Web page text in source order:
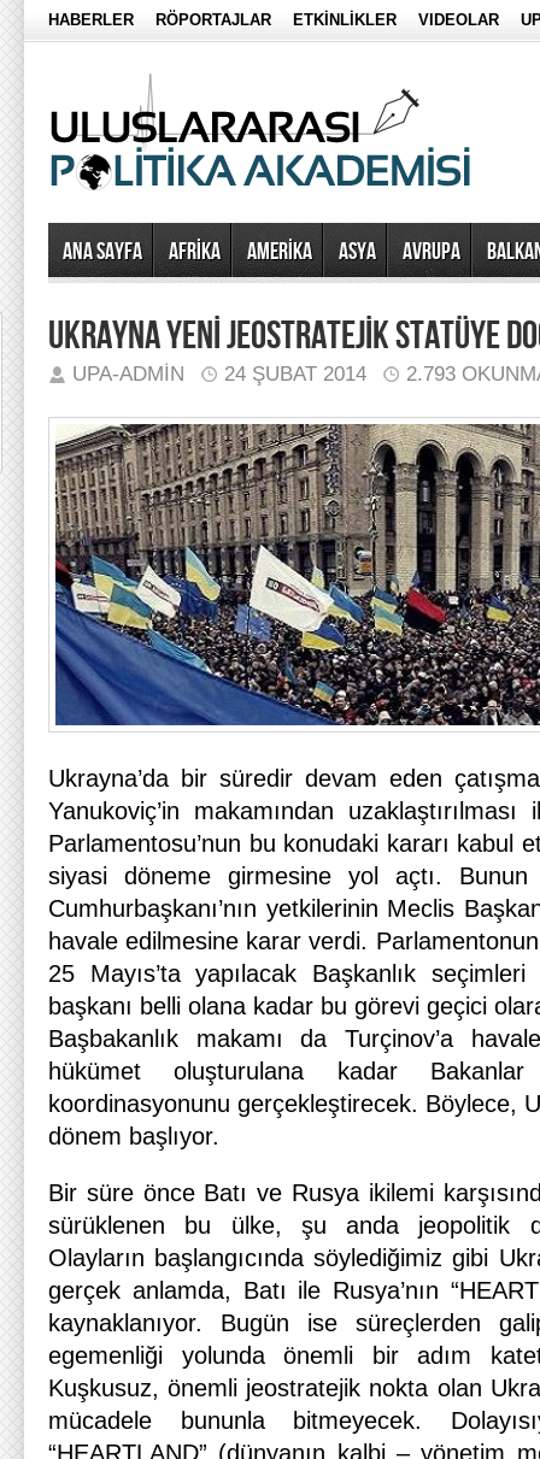
HABERLER RÖPORTAJLAR ETKİNLİKLER VIDEOLAR
Ana Sayfa AFRİKA AMERİKA ASYA AVRUPA
UKRAYNA YENİ JEOSTRATEJİK STATÜYE
UPA-ADMIN 24 ŞUBAT 2014 2.793
Ukrayna’da bir süredir devam eden
Yanukoviç’in makamından
Parlamentosu’nun bu konudaki kararı kabul
siyasi döneme girmesine yol açtı. Bunun
Cumhurbaşkanı’nın yetkilerinin Meclis
havale edilmesine karar verdi.
25 Mayıs’ta yapılacak Başkanlık
başkanı belli olana kadar bu görevi geçici
Başbakanlık makamı da Turçinov’a
hükümet oluşturulana kadar Bakanlar
koordinasyonunu gerçekleştirecek. Böylece,
dönem başlıyor.
Bir süre önce Batı ve Rusya ikilemi
sürüklenen bu ülke, şu anda jeopolitik
Olayların başlangıcında söylediğimiz gibi
gerçek anlamda, Batı ile Rusya’nın
kaynaklanıyor. Bugün ise süreçlerden
egemenliği yolunda önemli bir adım
Kuşkusuz, önemli jeostratejik nokta olan
mücadele bununla bitmeyecek.
“HEARTLAND” (dünyanın kalbi – yönetim